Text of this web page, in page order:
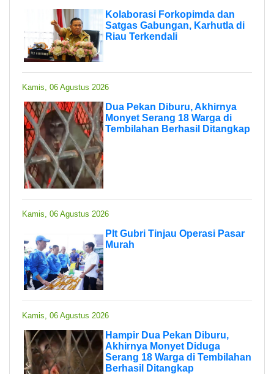
Kolaborasi Forkopimda dan
Satgas Gabungan, Karhutla di
Riau Terkendali
Kamis, 06 Agustus 2026
Dua Pekan Diburu, Akhirnya
Monyet Serang 18 Warga di
Tembilahan Berhasil Ditangkap
Kamis, 06 Agustus 2026
Plt Gubri Tinjau Operasi Pasar
Murah
Kamis, 06 Agustus 2026
Hampir Dua Pekan Diburu,
Akhirnya Monyet Diduga
Serang 18 Warga di Tembilahan
Berhasil Ditangkap